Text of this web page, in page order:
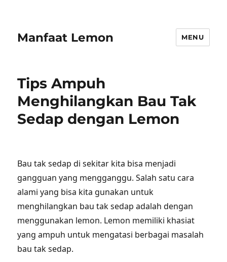
Manfaat Lemon MENU
Tips Ampuh
Menghilangkan Bau Tak
Sedap dengan Lemon
Bau tak sedap di sekitar kita bisa menjadi
gangguan yang mengganggu. Salah satu cara
alami yang bisa kita gunakan untuk
menghilangkan bau tak sedap adalah dengan
menggunakan lemon. Lemon memiliki khasiat
yang ampuh untuk mengatasi berbagai masalah
bau tak sedap.